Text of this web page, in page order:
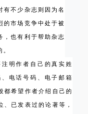
有不少杂志则因为名
的市场竞争中处于被
，也有利于帮助杂志
明作者自己的真实姓
电话号码、电子邮箱
都希望作者介绍自己的
已发表过的论著等，